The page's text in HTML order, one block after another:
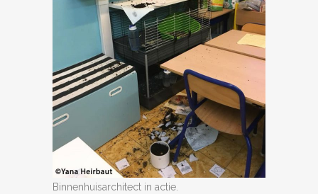
Binnenhuisarchitect in actie.